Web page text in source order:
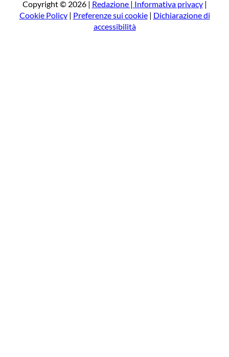
a
Copyright © 2026 | Redazione | Informativa privacy|
Cookie Policy| Preferenze sui cookie| Dichiarazione di
accessibilità